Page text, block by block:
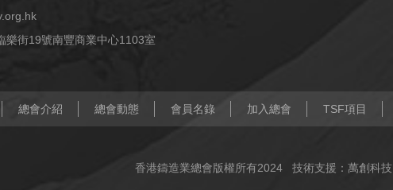
樂街19號南豐商業中心1103室
總會介紹 總會動態 會員名錄 加入總會 TSF項目
香港鑄造業總會版權所有2024 技術支援：萬創科技